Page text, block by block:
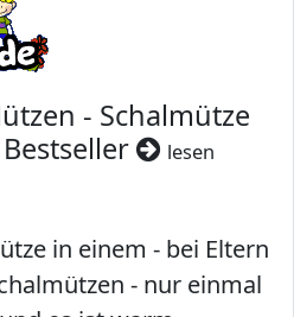
- Schalmütze
lesen
in einem - bei Eltern
- nur einmal